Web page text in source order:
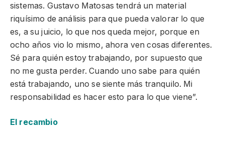
sistemas. Gustavo Matosas tendrá un material
riquísimo de análisis para que pueda valorar lo que
es, a su juicio, lo que nos queda mejor, porque en
ocho años vio lo mismo, ahora ven cosas diferentes.
Sé para quién estoy trabajando, por supuesto que
no me gusta perder. Cuando uno sabe para quién
está trabajando, uno se siente más tranquilo. Mi
responsabilidad es hacer esto para lo que viene”.
El recambio